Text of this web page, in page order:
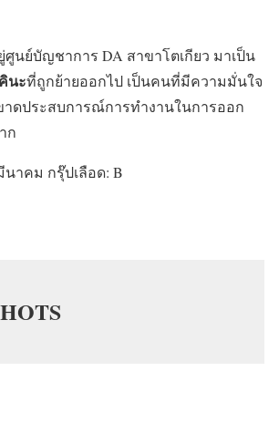
นย์บัญชาการ DA สาขาโตเกียว มาเป็น
นะที่ถูกย้ายออกไป เป็นคนที่มีความมั่นใจ
าดประสบการณ์การทำงานในการออก
ก
นาคม กรุ๊ปเลือด: B